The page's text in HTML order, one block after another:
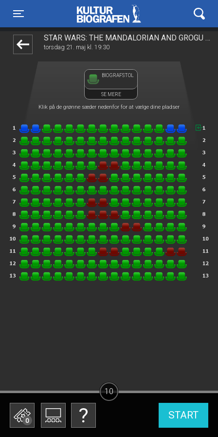
Toggle navigation
Kulturbiografen
STAR WARS: THE MANDALORIAN AND GROGU 2D
torsdag 21. maj kl. 19:30
BIOGRAFSTOL
SE MERE
Klik på de grønne sæder nedenfor for at vælge dine pladser
0 START
10
front03-cc 103309